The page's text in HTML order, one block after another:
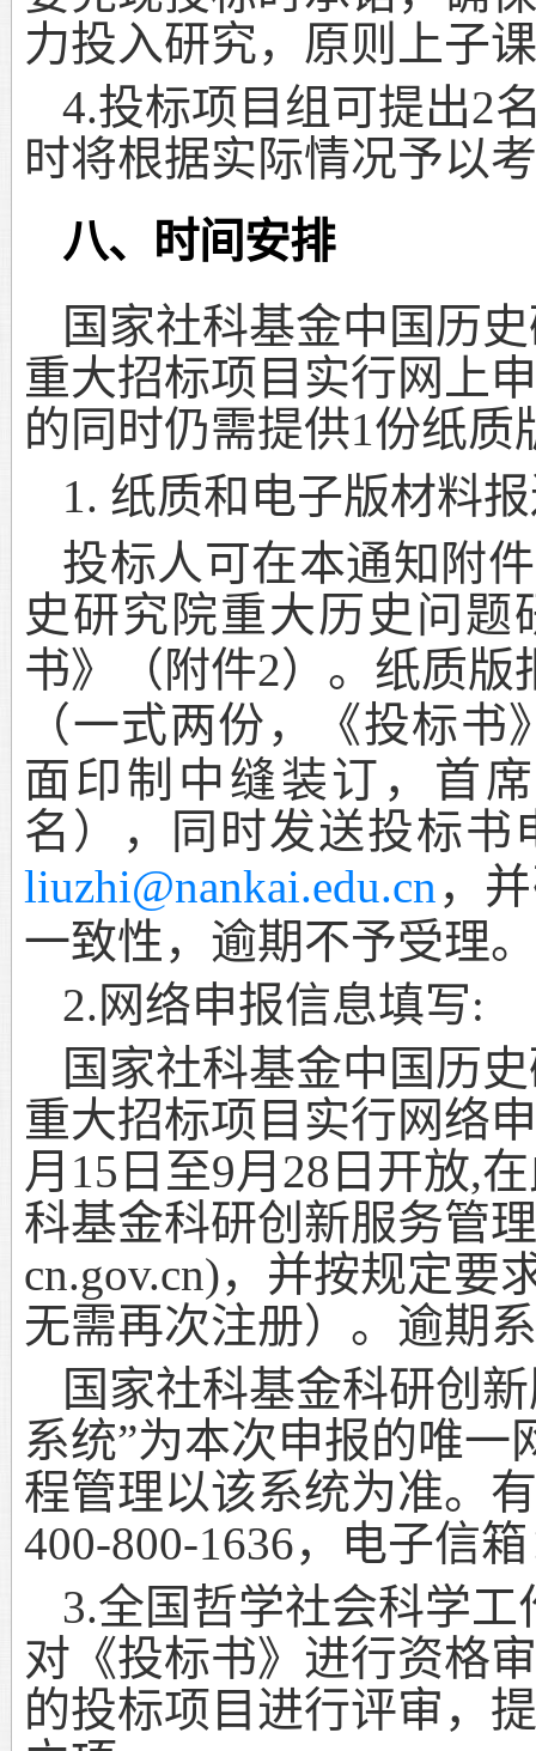
力投入研究，原则上子
4.投标项目组可提出2
时将根据实际情况予以
八、时间安排
国家社科基金中国历
重大招标项目实行网上
的同时仍需提供1份纸质
1. 纸质和电子版材料
投标人可在本通知附
史研究院重大历史问题
书》（附件2）。纸质版
（一式两份，《投标
面印制中缝装订，首
名），同时发送投标书
liuzhi@nankai.edu.cn ，
一致性，逾期不予受理。
2.网络申报信息填写:
国家社科基金中国历
重大招标项目实行网络
月 15 日至9月 28 日开放,
科基金科研创新服务管
cn.gov.cn)，并按规定要
无需再次注册）。逾期
国家社科基金科研创
系统”为本次申报的唯
程管理以该系统为准。
400-800-1636，电子信
3.全国哲学社会科学
对《投标书》进行资格
的投标项目进行评审，